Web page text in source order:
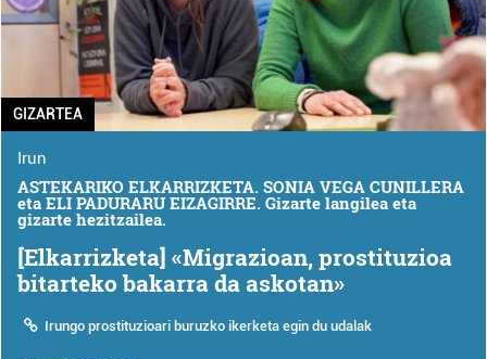
GIZARTEA
Irun
ASTEKARIKO ELKARRIZKETA. SONIA VEGA CUNILLERA
eta ELI PADURARU EIZAGIRRE. Gizarte langilea eta
gizarte hezitzailea.
[Elkarrizketa] «Migrazioan, prostituzioa
bitarteko bakarra da askotan»
Irungo prostituzioari buruzko ikerketa egin du udalak